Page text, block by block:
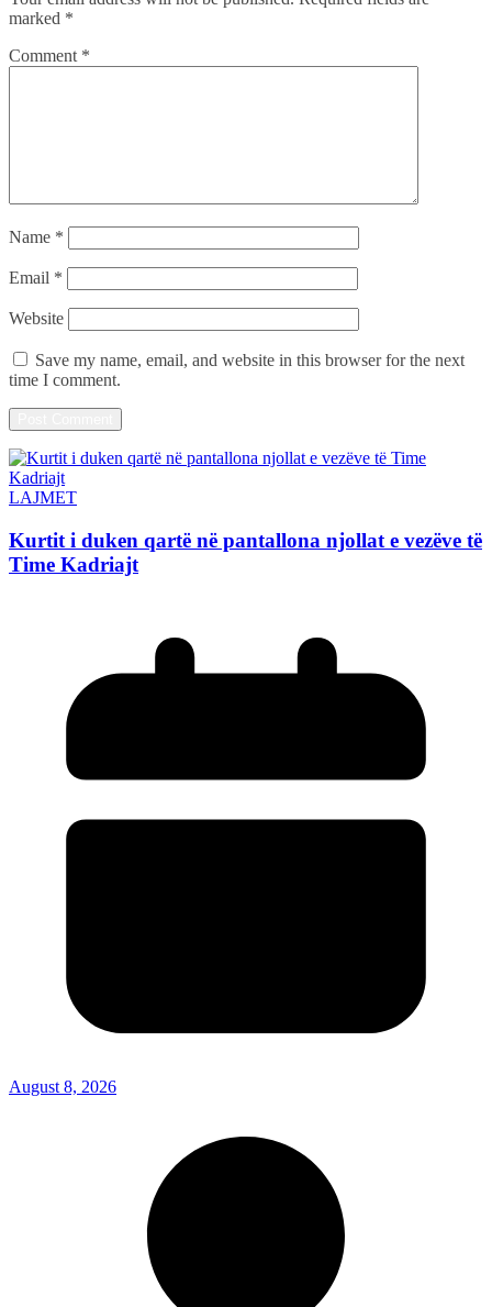
marked *
Comment *
Name *
Email *
Website
Save my name, email, and website in this browser for the next
time I comment.
LAJMET
Kurtit i duken qartë në pantallona njollat e vezëve të
Time Kadriajt
August 8, 2026